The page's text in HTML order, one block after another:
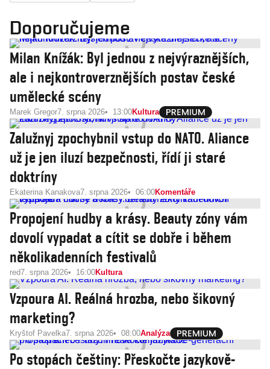
Doporučujeme
Milan Knížák: Byl jednou z nejvýraznějších,
ale i nejkontroverznějších postav české
umělecké scény
Marek Gregor7. srpna 2026 13:00Kultura
Zalužnyj zpochybnil vstup do NATO. Aliance
už je jen iluzí bezpečnosti, řídí ji staré
doktríny
Ekaterina Kanakova7. srpna 2026 06:00Komentáře
Propojení hudby a krásy. Beauty zóny vám
dovolí vypadat a cítit se dobře i během
několikadenních festivalů
red7. srpna 2026 16:00Kultura
Vzpoura AI. Reálná hrozba, nebo šikovný
marketing?
Kryštof Pavelka7. srpna 2026 08:00Analýza
Po stopách češtiny: Přeskočte jazykově-